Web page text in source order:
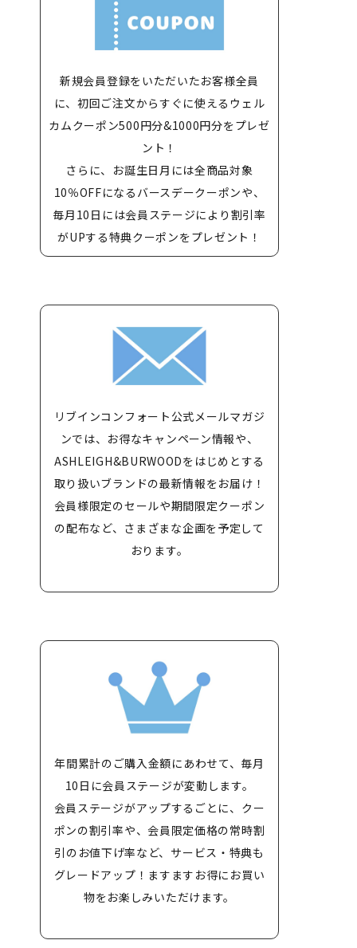
新規会員登録をいただいたお客様全員
に、初回ご注文からすぐに使えるウェル
カムクーポン500円分&1000円分をプレゼ
ント！
さらに、お誕生日月には全商品対象
10％OFFになるバースデークーポンや、
毎月10日には会員ステージにより割引率
がUPする特典クーポンをプレゼント！
リブインコンフォート公式メールマガジ
ンでは、お得なキャンペーン情報や、
ASHLEIGH&BURWOODをはじめとする
取り扱いブランドの最新情報をお届け！
会員様限定のセールや期間限定クーポン
の配布など、さまざまな企画を予定して
おります。
年間累計のご購入金額にあわせて、毎月
10日に会員ステージが変動します。
会員ステージがアップするごとに、クー
ポンの割引率や、会員限定価格の常時割
引のお値下げ率など、サービス・特典も
グレードアップ！ますますお得にお買い
物をお楽しみいただけます。